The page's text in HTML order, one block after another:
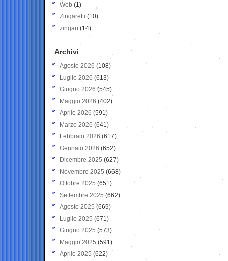
Web (1)
Zingaretti (10)
zingari (14)
Archivi
Agosto 2026 (108)
Luglio 2026 (613)
Giugno 2026 (545)
Maggio 2026 (402)
Aprile 2026 (591)
Marzo 2026 (641)
Febbraio 2026 (617)
Gennaio 2026 (652)
Dicembre 2025 (627)
Novembre 2025 (668)
Ottobre 2025 (651)
Settembre 2025 (662)
Agosto 2025 (669)
Luglio 2025 (671)
Giugno 2025 (573)
Maggio 2025 (591)
Aprile 2025 (622)